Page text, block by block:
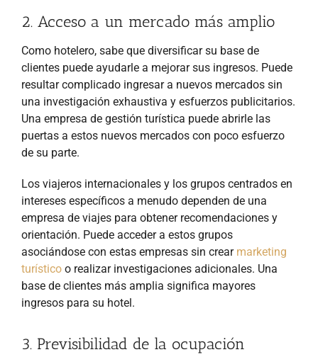
2. Acceso a un mercado más amplio
Como hotelero, sabe que diversificar su base de
clientes puede ayudarle a mejorar sus ingresos. Puede
resultar complicado ingresar a nuevos mercados sin
una investigación exhaustiva y esfuerzos publicitarios.
Una empresa de gestión turística puede abrirle las
puertas a estos nuevos mercados con poco esfuerzo
de su parte.
Los viajeros internacionales y los grupos centrados en
intereses específicos a menudo dependen de una
empresa de viajes para obtener recomendaciones y
orientación. Puede acceder a estos grupos
asociándose con estas empresas sin crear marketing
turístico o realizar investigaciones adicionales. Una
base de clientes más amplia significa mayores
ingresos para su hotel.
3. Previsibilidad de la ocupación